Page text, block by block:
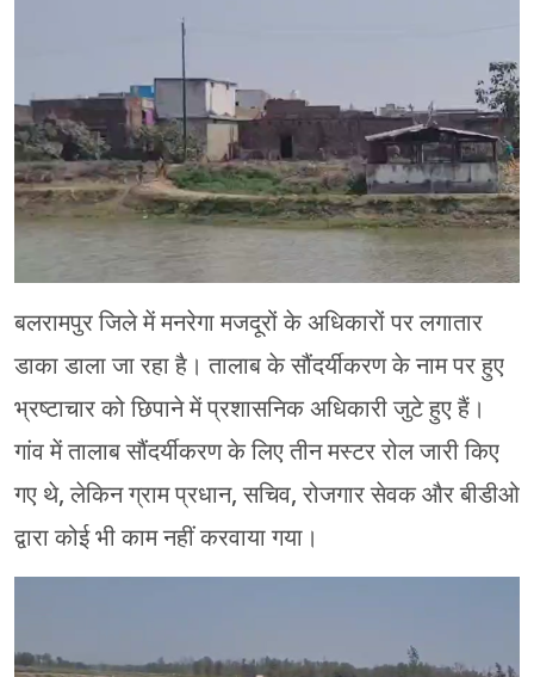
बलरामपुर जिले में मनरेगा मजदूरों के अधिकारों पर लगातार
डाका डाला जा रहा है। तालाब के सौंदर्यीकरण के नाम पर हुए
भ्रष्टाचार को छिपाने में प्रशासनिक अधिकारी जुटे हुए हैं।
गांव में तालाब सौंदर्यीकरण के लिए तीन मस्टर रोल जारी किए
गए थे, लेकिन ग्राम प्रधान, सचिव, रोजगार सेवक और बीडीओ
द्वारा कोई भी काम नहीं करवाया गया।
प्रयागराज
रामपुर